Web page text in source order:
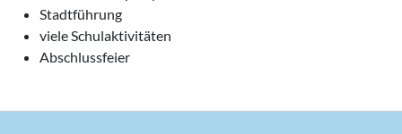
Stadtführung
viele Schulaktivitäten
Abschlussfeier